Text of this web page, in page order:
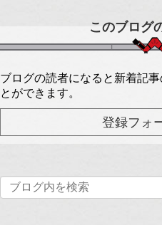
このブログ
ブログの読者になると新着記
とができます。